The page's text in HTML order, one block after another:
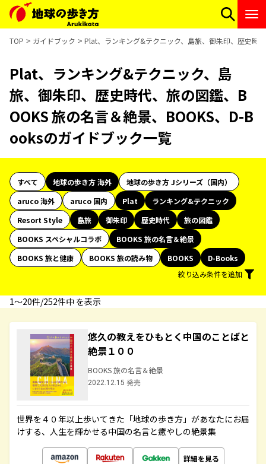
TOP ガイドブック Plat、ランキング&テクニック、島旅、御朱印、歴史時
Plat、ランキング&テクニック、島
旅、御朱印、歴史時代、旅の図鑑、B
OOKS 旅の名言＆絶景、BOOKS、D-B
ooksのガイドブック一覧
すべて 地球の歩き方 海外
地球の歩き方 Jシリーズ（国内）
aruco 海外
aruco 国内 Plat
ランキング&テクニック
Resort Style
島旅 御朱印 歴史時代
旅の図鑑
BOOKS スペシャルコラボ
BOOKS 旅の名言＆絶景
BOOKS 旅と健康
BOOKS 旅の読み物 BOOKS
D-Books
絞り込み条件を追加
1〜20件/252件中 を表示
悠久の教えをひもとく中国のことばと
絶景１００
BOOKS 旅の名言＆絶景
2022.12.15 発売
世界を４０年以上歩いてきた「地球の歩き方」があなたにお届
けする、人生を輝かせる中国の名言と癒やしの絶景集
詳細を見る